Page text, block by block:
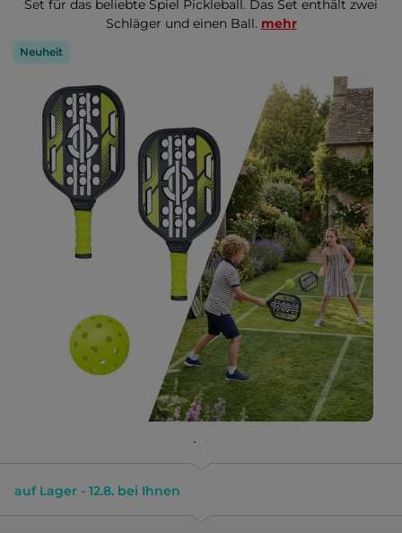
Set für das beliebte Spiel Pickleball. Das Set enthält zwei
Schläger und einen Ball. mehr
Neuheit
auf Lager - 12.8. bei Ihnen